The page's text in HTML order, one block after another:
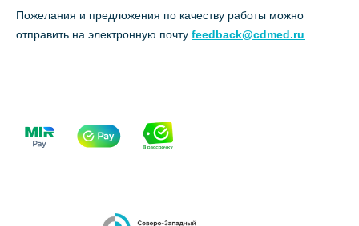
Пожелания и предложения по качеству работы можно
отправить на электронную почту feedback@cdmed.ru